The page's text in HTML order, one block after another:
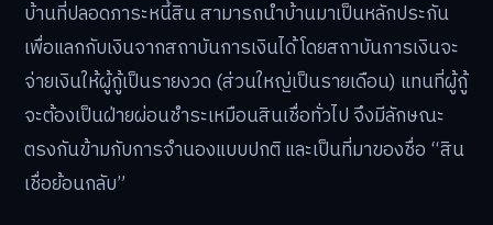
บ้านที่ปลอดภาระหนี้สิน สามารถนำบ้านมาเป็นหลักประกัน
เพื่อแลกกับเงินจากสถาบันการเงินได้ โดยสถาบันการเงินจะ
จ่ายเงินให้ผู้กู้เป็นรายงวด (ส่วนใหญ่เป็นรายเดือน) แทนที่ผู้กู้
จะต้องเป็นฝ่ายผ่อนชำระเหมือนสินเชื่อทั่วไป จึงมีลักษณะ
ตรงกันข้ามกับการจำนองแบบปกติ และเป็นที่มาของชื่อ “สิน
เชื่อย้อนกลับ”